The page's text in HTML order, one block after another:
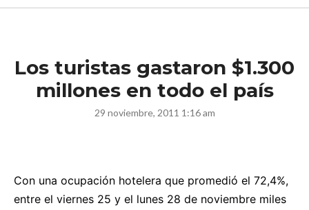
Los turistas gastaron $1.300
millones en todo el país
29 noviembre, 2011 1:16 am
Con una ocupación hotelera que promedió el 72,4%,
entre el viernes 25 y el lunes 28 de noviembre miles